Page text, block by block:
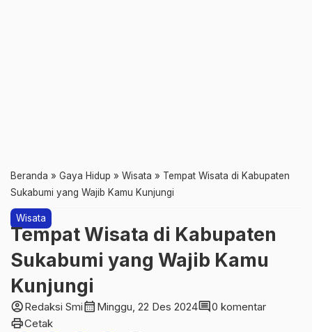
Beranda » Gaya Hidup » Wisata » Tempat Wisata di Kabupaten
Sukabumi yang Wajib Kamu Kunjungi
Wisata
Tempat Wisata di Kabupaten
Sukabumi yang Wajib Kamu
Kunjungi
account_circleRedaksi Smicalendar_month Minggu, 22 Des 2024comment0 komentar
printCetak